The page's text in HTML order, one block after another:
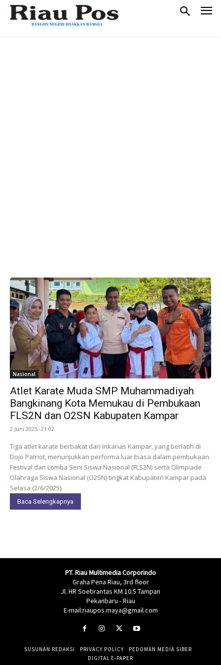
Nasional
Atlet Karate Muda SMP Muhammadiyah
Bangkinang Kota Memukau di Pembukaan
FLS2N dan O2SN Kabupaten Kampar
2 Juni 2025 -21:02
Tiga atlet karate berbakat dari Inkanas Kampar, yang berlatih di
Dojo Patriot, menunjukkan performa luar biasa dalam pembukaan
Festival dan Lomba Seni Siswa Nasional (FLS2N) serta Olimpiade
Olahraga Siswa Nasional (O2SN) tingkat Kabupaten Kampar pada
Selasa (2/6/2025).
Baca Selengkapnya
PT. Riau Multimedia Corporindo
Graha Pena Riau, 3rd floor
Jl. HR Soebrantas KM 10.5 Tampan
Pekanbaru - Riau
E-mail:riaupos.maya@gmail.com
SUSUNAN REDAKSI PRIVACY POLICY
PEDOMAN MEDIA SIBER
DIGITAL E-PAPER